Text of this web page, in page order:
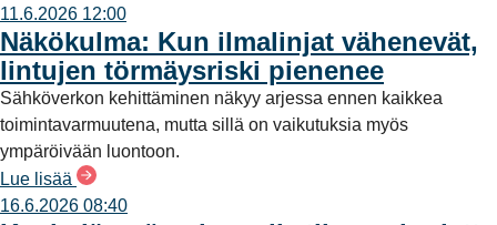
11.6.2026 12:00
Näkökulma: Kun ilmalinjat vähenevät,
lintujen törmäysriski pienenee
Sähköverkon kehittäminen näkyy arjessa ennen kaikkea
toimintavarmuutena, mutta sillä on vaikutuksia myös
ympäröivään luontoon.
Lue lisää
16.6.2026 08:40